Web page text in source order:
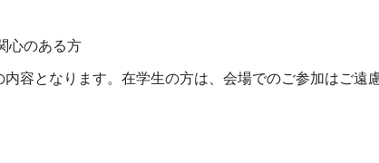
心のある方
容となります。在学生の方は、会場でのご参加はご遠